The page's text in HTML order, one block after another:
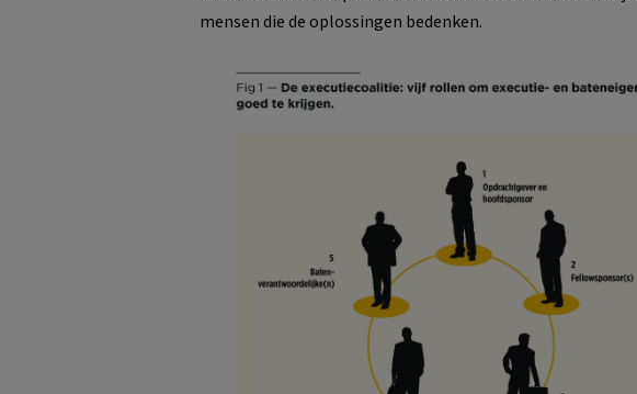
mensen die de oplossingen bedenken.